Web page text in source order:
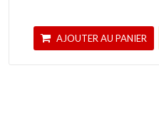
AJOUTER AU PANIER